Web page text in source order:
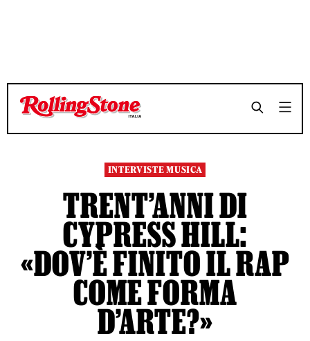
TEMPO DI LETTURA 12 MINUTI SHARE
TEMPO DI LETTURA 12 MINUTI SHARE
INTERVISTE MUSICA
TRENT’ANNI DI
CYPRESS HILL:
«DOV’È FINITO IL RAP
COME FORMA
D’ARTE?»